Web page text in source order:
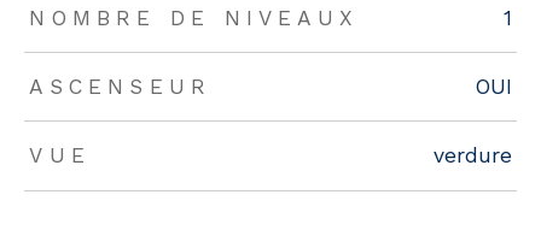
NOMBRE DE NIVEAUX 1
ASCENSEUR OUI
VUE verdure